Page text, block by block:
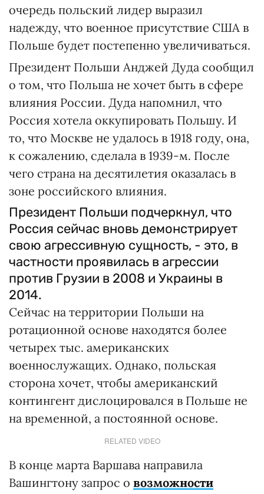
очередь польский лидер выразил
надежду, что военное присутствие США в
Польше будет постепенно увеличиваться.
Президент Польши Анджей Дуда сообщил
о том, что Польша не хочет быть в сфере
влияния России. Дуда напомнил, что
Россия хотела оккупировать Польшу. И
то, что Москве не удалось в 1918 году, она,
к сожалению, сделала в 1939-м. После
чего страна на десятилетия оказалась в
зоне российского влияния.
Президент Польши подчеркнул, что
Россия сейчас вновь демонстрирует
свою агрессивную сущность, - это, в
частности проявилась в агрессии
против Грузии в 2008 и Украины в
2014.
Сейчас на территории Польши на
ротационной основе находятся более
четырех тыс. американских
военнослужащих. Однако, польская
сторона хочет, чтобы американский
контингент дислоцировался в Польше не
на временной, а постоянной основе.
RELATED VIDEO
В конце марта Варшава направила
Вашингтону запрос о возможности